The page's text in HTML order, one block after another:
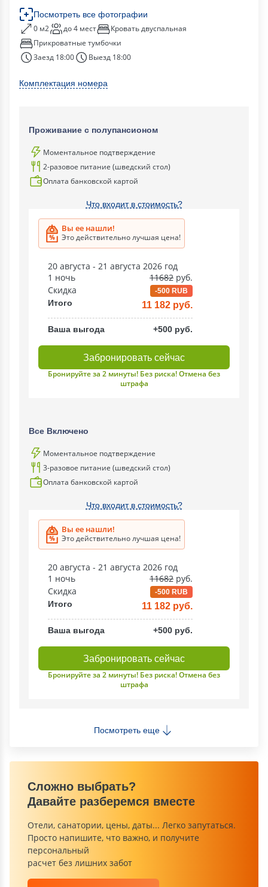
Посмотреть все фотографии
0 м2 до 4 мест
Кровать двуспальная
Прикроватные тумбочки
Заезд 18:00
Выезд 18:00
Комплектация номера
Проживание с полупансионом
Моментальное подтверждение
2-разовое питание (шведский стол)
Оплата банковской картой
Что входит в стоимость?
Вы ее нашли!
Это действительно лучшая цена!
20 августа - 21 августа 2026 год
1 ночь
11682 руб.
Скидка
-500 RUB
Итого 11 182 руб.
Ваша выгода +500 руб.
Забронировать сейчас
Бронируйте за 2 минуты! Без риска! Отмена без
штрафа
Все Включено
Моментальное подтверждение
3-разовое питание (шведский стол)
Оплата банковской картой
Что входит в стоимость?
Вы ее нашли!
Это действительно лучшая цена!
20 августа - 21 августа 2026 год
1 ночь
11682 руб.
Скидка
-500 RUB
Итого 11 182 руб.
Ваша выгода +500 руб.
Забронировать сейчас
Бронируйте за 2 минуты! Без риска! Отмена без
штрафа
Посмотреть еще
Сложно выбрать?
Давайте разберемся вместе
Отели, санатории, цены, даты... Легко запутаться.
Просто напишите, что важно, и получите
персональный
расчет без лишних забот